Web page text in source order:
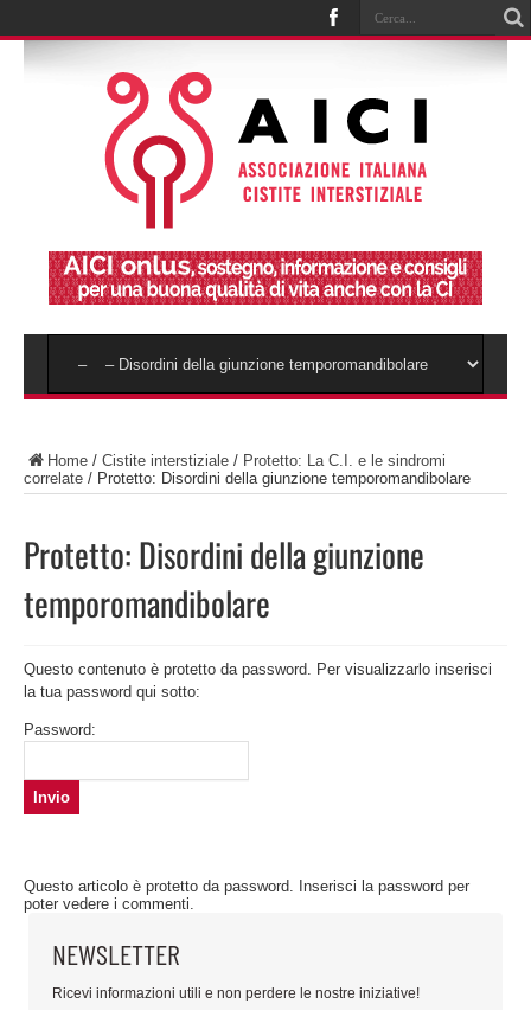
Home / Cistite interstiziale / Protetto: La C.I. e le sindromi
correlate / Protetto: Disordini della giunzione temporomandibolare
Protetto: Disordini della giunzione
temporomandibolare
Questo contenuto è protetto da password. Per visualizzarlo inserisci
la tua password qui sotto:
Password:
Questo articolo è protetto da password. Inserisci la password per
poter vedere i commenti.
NEWSLETTER
Ricevi informazioni utili e non perdere le nostre iniziative!